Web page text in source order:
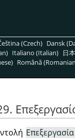
(Czech) Dansk
Italiano (Italian) 日
Română